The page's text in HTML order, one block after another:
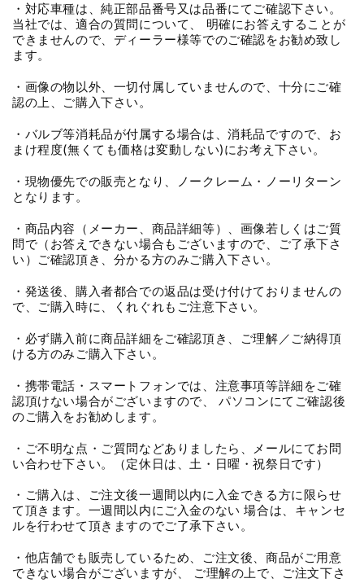
・対応車種は、純正部品番号又は品番にてご確認下さい。
当社では、適合の質問について、 明確にお答えすることが
できませんので、ディーラー様等でのご確認をお勧め致し
ます。
・画像の物以外、一切付属していませんので、十分にご確
認の上、ご購入下さい。
・バルブ等消耗品が付属する場合は、消耗品ですので、お
まけ程度(無くても価格は変動しない)にお考え下さい。
・現物優先での販売となり、ノークレーム・ノーリターン
となります。
・商品内容（メーカー、商品詳細等）、画像若しくはご質
問で（お答えできない場合もございますので、ご了承下さ
い）ご確認頂き、分かる方のみご購入下さい。
・発送後、購入者都合での返品は受け付けておりませんの
で、ご購入時に、くれぐれもご注意下さい。
・必ず購入前に商品詳細をご確認頂き、ご理解／ご納得頂
ける方のみご購入下さい。
・携帯電話・スマートフォンでは、注意事項等詳細をご確
認頂けない場合がございますので、 パソコンにてご確認後
のご購入をお勧めします。
・ご不明な点・ご質問などありましたら、メールにてお問
い合わせ下さい。（定休日は、土・日曜・祝祭日です）
・ご購入は、ご注文後一週間以内に入金できる方に限らせ
て頂きます。一週間以内にご入金のない 場合は、キャンセ
ルを行わせて頂きますのでご了承下さい。
・他店舗でも販売しているため、ご注文後、商品がご用意
できない場合がございますが、 ご理解の上で、ご注文下さ